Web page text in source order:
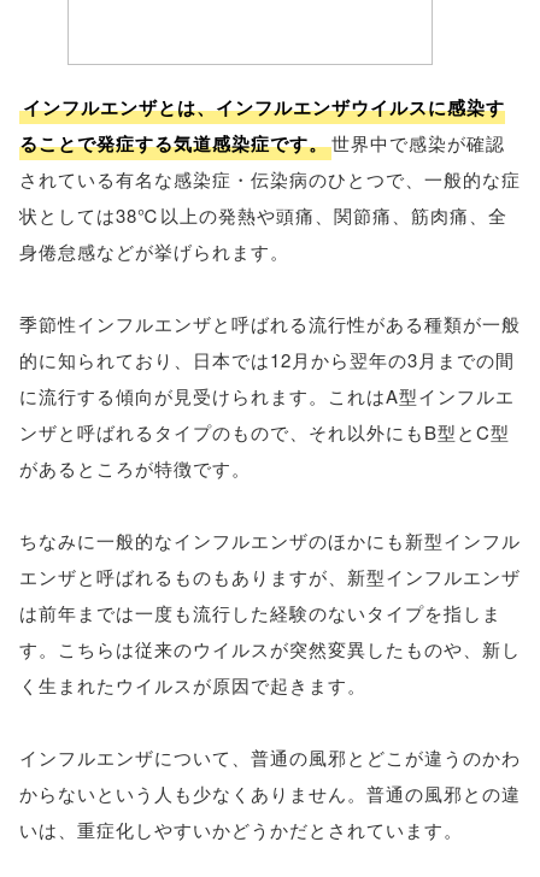
インフルエンザとは、インフルエンザウイルスに感染す
ることで発症する気道感染症です。世界中で感染が確認
されている有名な感染症・伝染病のひとつで、一般的な症
状としては38℃以上の発熱や頭痛、関節痛、筋肉痛、全
身倦怠感などが挙げられます。
季節性インフルエンザと呼ばれる流行性がある種類が一般
的に知られており、日本では12月から翌年の3月までの間
に流行する傾向が見受けられます。これはA型インフルエ
ンザと呼ばれるタイプのもので、それ以外にもB型とC型
があるところが特徴です。
ちなみに一般的なインフルエンザのほかにも新型インフル
エンザと呼ばれるものもありますが、新型インフルエンザ
は前年までは一度も流行した経験のないタイプを指しま
す。こちらは従来のウイルスが突然変異したものや、新し
く生まれたウイルスが原因で起きます。
インフルエンザについて、普通の風邪とどこが違うのかわ
からないという人も少なくありません。普通の風邪との違
いは、重症化しやすいかどうかだとされています。